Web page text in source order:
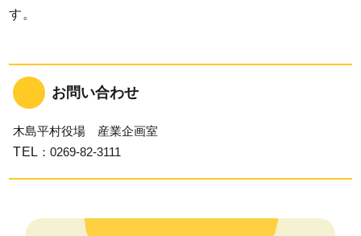
す。
お問い合わせ
木島平村役場 産業企画室
TEL ：0269-82-3111